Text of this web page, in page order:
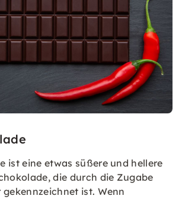
ist eine etwas süßere und hellere
die durch die Zugabe
ist. Wenn